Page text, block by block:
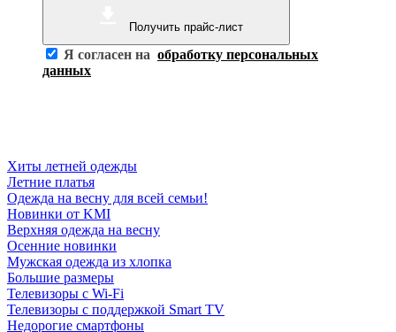
Получить прайс-лист
Я согласен на обработку персональных
данных
Хиты летней одежды
Летние платья
Одежда на весну для всей семьи!
Новинки от KMI
Верхняя одежда на весну
Осенние новинки
Мужская одежда из хлопка
Большие размеры
Телевизоры с Wi-Fi
Телевизоры с поддержкой Smart TV
Недорогие смартфоны